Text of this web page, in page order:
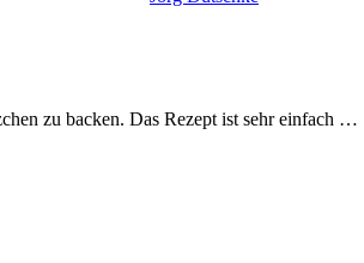
zu backen. Das Rezept ist sehr einfach …